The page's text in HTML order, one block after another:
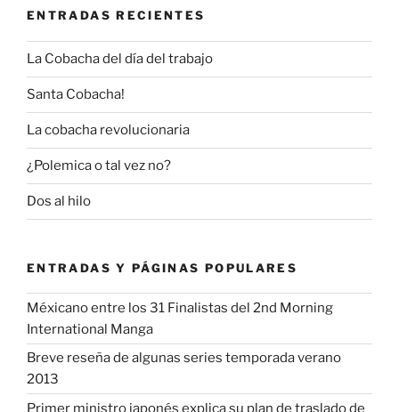
ENTRADAS RECIENTES
La Cobacha del día del trabajo
Santa Cobacha!
La cobacha revolucionaria
¿Polemica o tal vez no?
Dos al hilo
ENTRADAS Y PÁGINAS POPULARES
Méxicano entre los 31 Finalistas del 2nd Morning
International Manga
Breve reseña de algunas series temporada verano
2013
Primer ministro japonés explica su plan de traslado de